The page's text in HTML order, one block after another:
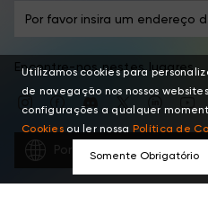
Encontre-nos nestes lugares
Português
Utilizamos cookies para
de navegação nos nossos
configurações a qualquer
Cookiesou ler nossa Política de
Somente Obrigatório